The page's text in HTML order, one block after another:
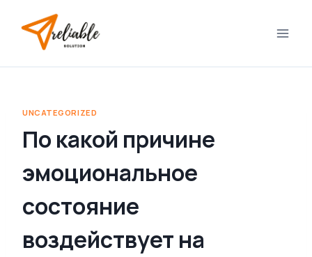
content
UNCATEGORIZED
По какой причине
эмоциональное
состояние
воздействует на